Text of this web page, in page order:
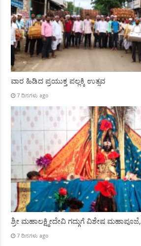
ವಾರ ಹಿಡಿದ ಪ್ರಯುಕ್ತ ಪಲ್ಲಕ್ಕಿ ಉತ್ಸವ
7 ದಿನಗಳು ago
ಶ್ರೀ ಮಹಾಲಕ್ಷ್ಮೀದೇವಿ ಗದ್ಗುಗೆ ವಿಶೇಷ ಮಹಾಪೂಜೆ,
7 ದಿನಗಳು ago